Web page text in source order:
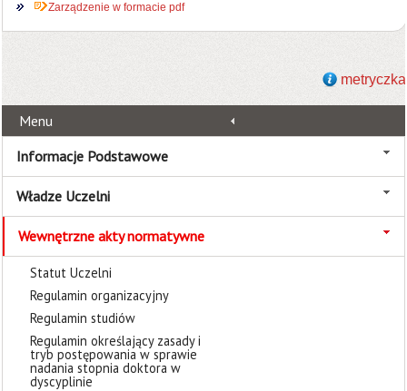
Zarządzenie w formacie pdf
metryczka
Menu
Informacje Podstawowe
Władze Uczelni
Wewnętrzne akty normatywne
Statut Uczelni
Regulamin organizacyjny
Regulamin studiów
Regulamin określający zasady i
tryb postępowania w sprawie
nadania stopnia doktora w
dyscyplinie